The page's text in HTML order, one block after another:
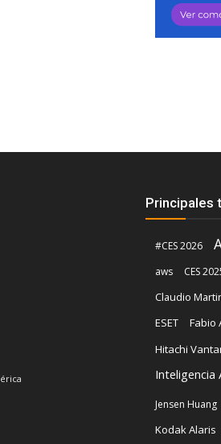
Principales
#CES 2026
aws
CES
Claudio
ESET Fabio
Hitachi
Inteligencia
Jensen Huang
Kodak Alaris